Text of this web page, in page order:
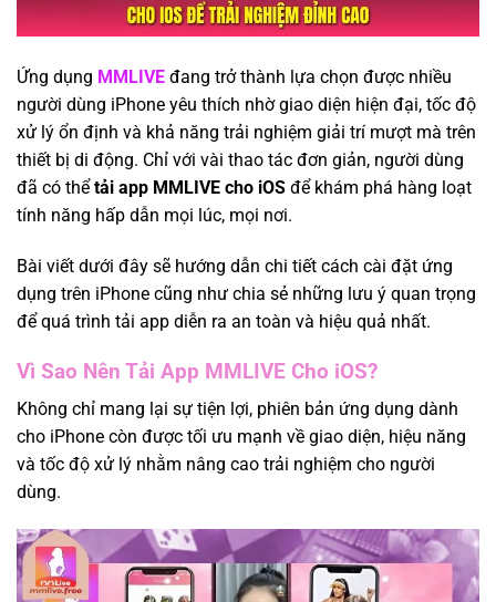
Ứng dụng MMLIVE đang trở thành lựa chọn được nhiều
người dùng iPhone yêu thích nhờ giao diện hiện đại, tốc độ
xử lý ổn định và khả năng trải nghiệm giải trí mượt mà trên
thiết bị di động. Chỉ với vài thao tác đơn giản, người dùng
đã có thểtải app MMLIVE cho iOS để khám phá hàng loạt
tính năng hấp dẫn mọi lúc, mọi nơi.
Bài viết dưới đây sẽ hướng dẫn chi tiết cách cài đặt ứng
dụng trên iPhone cũng như chia sẻ những lưu ý quan trọng
để quá trình tải app diễn ra an toàn và hiệu quả nhất.
Vì Sao Nên Tải App MMLIVE Cho iOS?
Không chỉ mang lại sự tiện lợi, phiên bản ứng dụng dành
cho iPhone còn được tối ưu mạnh về giao diện, hiệu năng
và tốc độ xử lý nhằm nâng cao trải nghiệm cho người
dùng.